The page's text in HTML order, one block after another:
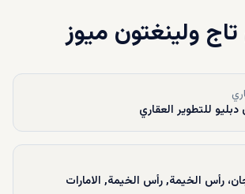
ولينغتون ميوز
للتطوير العقاري
رأس الخيمة, رأس الخيمة, الامارات